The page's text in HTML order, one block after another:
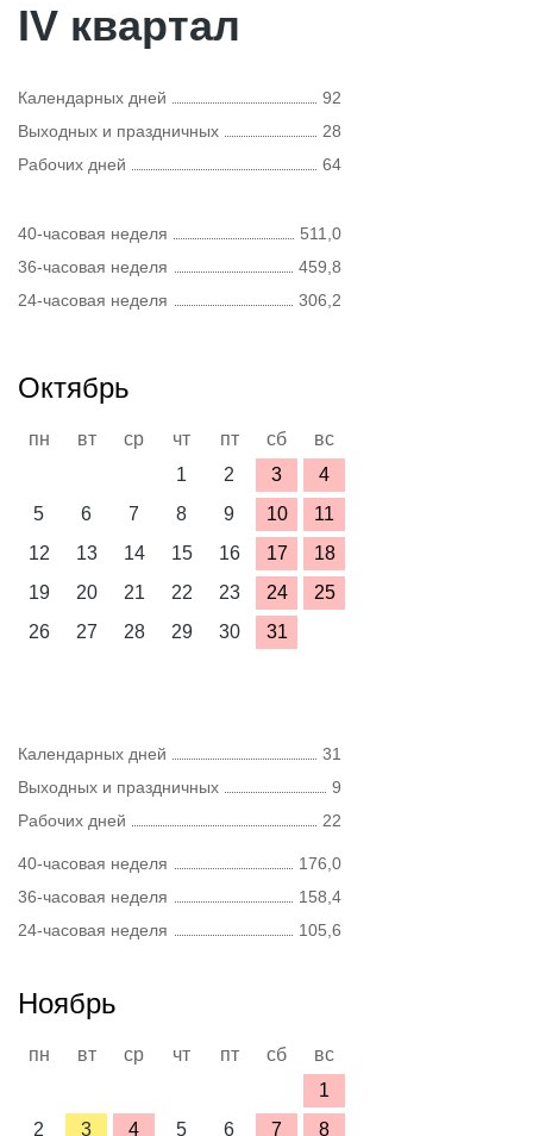
IV квартал
Календарных дней
92
Выходных и праздничных
28
Рабочих дней
64
40-часовая неделя
511,0
36-часовая неделя
459,8
24-часовая неделя
306,2
Октябрь
пн вт ср чт пт сб
вс
1
2 3
4
5
6 7 8 9 10
11
12
13 14 15 16 17
18
19
20 21 22 23 24
25
26
27 28 29 30 31
Календарных дней
31
Выходных и праздничных
9
Рабочих дней
22
40-часовая неделя
176,0
36-часовая неделя
158,4
24-часовая неделя
105,6
Ноябрь
пн вт ср чт пт сб
вс
1
2
3 4 5 6 7 8